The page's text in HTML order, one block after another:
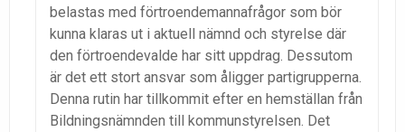
belastas med förtroendemannafrågor som bör
kunna klaras ut i aktuell nämnd och styrelse där
den förtroendevalde har sitt uppdrag. Dessutom
är det ett stort ansvar som åligger partigrupperna.
Denna rutin har tillkommit efter en hemställan från
Bildningsnämnden till kommunstyrelsen. Det